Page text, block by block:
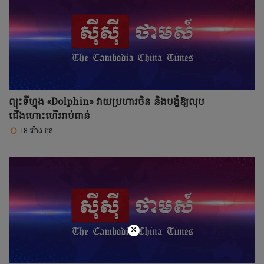
ព្យុះទីហ្វុង «Dolphin» វាយប្រហារចិន និងបង្ខំឱ្យលុប
ជើងហោះហើររាប់ពាន់
18 ម៉ោង មុន
×